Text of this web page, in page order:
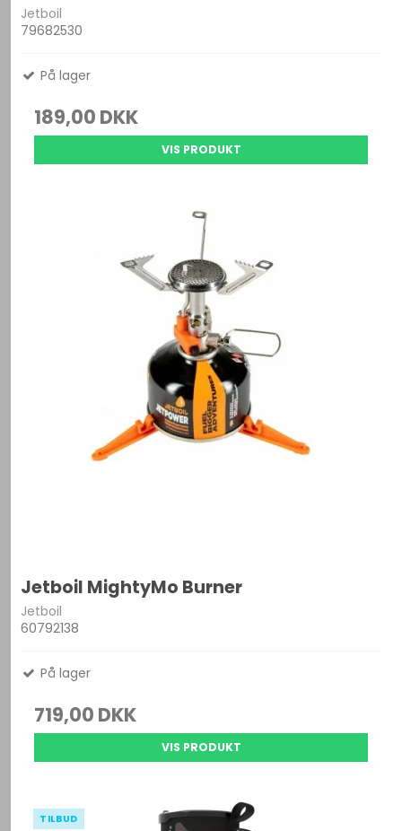
Jetboil
79682530
På lager
189,00 DKK
VIS PRODUKT
Jetboil MightyMo Burner
Jetboil
60792138
På lager
719,00 DKK
VIS PRODUKT
TILBUD